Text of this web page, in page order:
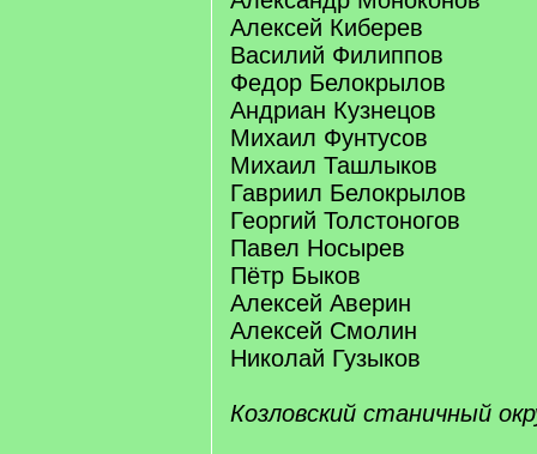
Алексей Киберев
Василий Филиппов
Федор Белокрылов
Андриан Кузнецов
Михаил Фунтусов
Михаил Ташлыков
Гавриил Белокрылов
Георгий Толстоногов
Павел Носырев
Пётр Быков
Алексей Аверин
Алексей Смолин
Николай Гузыков
Козловский станичный